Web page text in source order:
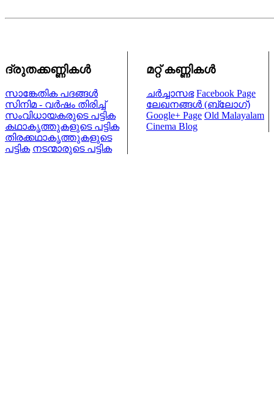
ദ്രുതക്കണ്ണികള്‍
സാങ്കേതിക പദങ്ങള്‍
സിനിമ - വര്‍ഷം തിരിച്ച്
സംവിധായകരുടെ പട്ടിക
കഥാകൃത്തുകളുടെ പട്ടിക
തിരക്കഥാകൃത്തുകളുടെ
പട്ടിക നടന്മാരുടെ പട്ടിക
മറ്റ് കണ്ണികള്‍
ചര്‍ച്ചാസഭ Facebook Page
ലേഖനങ്ങള്‍ (ബ്ലോഗ്)
Google+ Page Old Malayalam
Cinema Blog